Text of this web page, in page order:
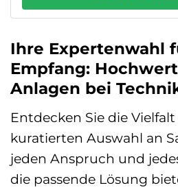
Ihre Expertenwahl
Empfang:
Anlagen bei
Entdecken Sie die
kuratierten Auswahl an
jeden Anspruch und
die passende Lösung